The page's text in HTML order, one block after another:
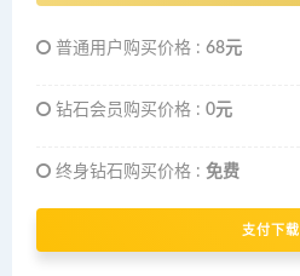
普通用户购买价格 : 68元
钻石会员购买价格 : 0元
终身钻石购买价格 : 免费
支付下载